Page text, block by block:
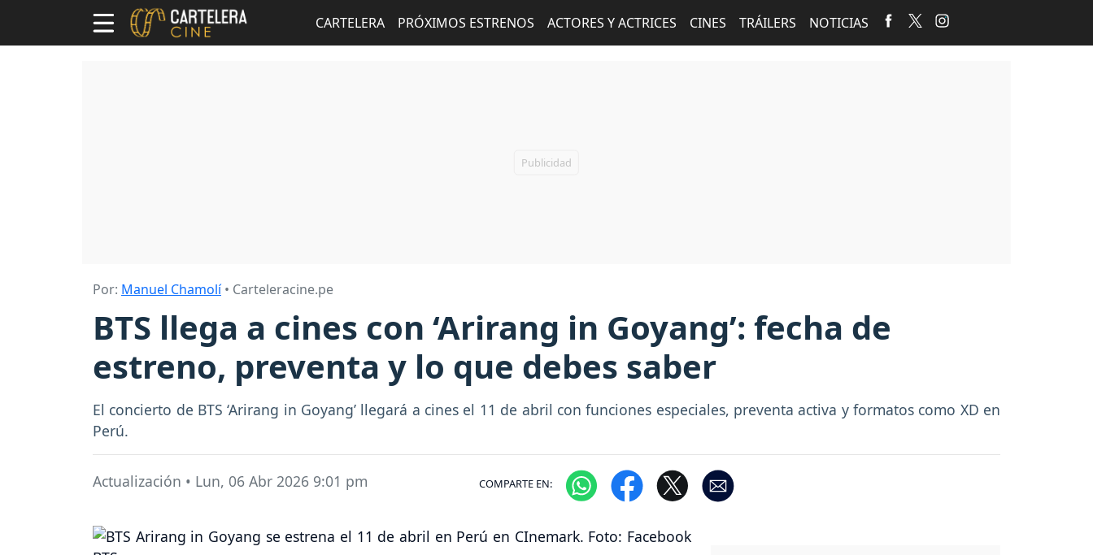
CARTELERA PRÓXIMOS ESTRENOS ACTORES Y ACTRICES CINES TRÁILERS NOTICIAS
Por: Manuel Chamolí• Carteleracine.pe
BTS llega a cines con ‘Arirang in Goyang’: fecha de
estreno, preventa y lo que debes saber
El concierto de BTS ‘Arirang in Goyang’ llegará a cines el 11 de abril con funciones especiales, preventa activa y formatos como XD en
Perú.
Actualización • Lun, 06 Abr 2026 9:01 pm COMPARTE EN: